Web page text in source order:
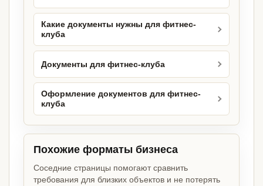
Какие документы нужны для фитнес-
клуба
Документы для фитнес-клуба
Оформление документов для фитнес-
клуба
Похожие форматы бизнеса
Соседние страницы помогают сравнить
требования для близких объектов и не потерять